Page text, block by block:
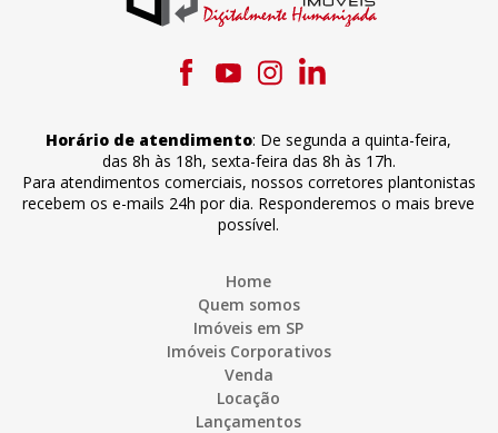
Horário de atendimento: De segunda a quinta-feira,
das 8h às 18h, sexta-feira das 8h às 17h.
Para atendimentos comerciais, nossos corretores plantonistas
recebem os e-mails 24h por dia. Responderemos o mais breve
possível.
Home
Quem somos
Imóveis em SP
Imóveis Corporativos
Venda
Locação
Lançamentos